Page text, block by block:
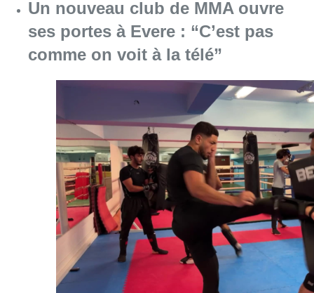
Un nouveau club de MMA ouvre
ses portes à Evere : “C’est pas
comme on voit à la télé”